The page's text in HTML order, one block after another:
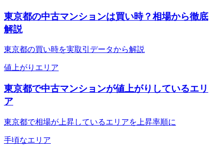
東京都の中古マンションは買い時？相場から徹底
解説
東京都の買い時を実取引データから解説
値上がりエリア
東京都で中古マンションが値上がりしているエリ
ア
東京都で相場が上昇しているエリアを上昇率順に
手頃なエリア